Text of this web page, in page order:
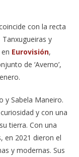
con la recta
y
Eurovisión,
de ‘Averno’,
y Sabela Maneiro.
y con una
tierra. Con una
en 2021 dieron el
y modernas. Sus